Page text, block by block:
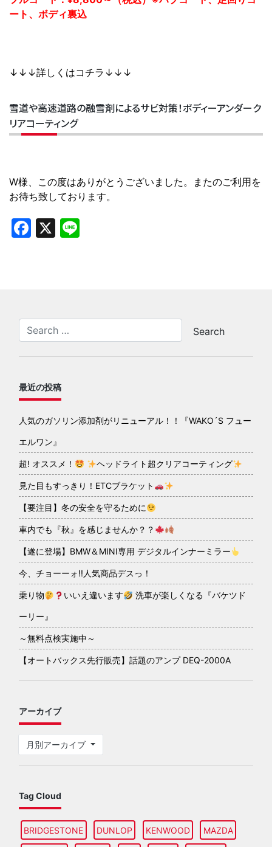
ート、ボディ裏込
↓↓↓詳しくはコチラ↓↓↓
雪道や高速道路の融雪剤によるサビ対策！ボディーアンダーク
リアコーティング
W様、この度はありがとうございました。またのご利用を
お待ち致しております。
Facebook
X
最近の投稿
人気のガソリン添加剤がリニューアル！！『WAKO´S フュー
エルワン』
超! オススメ！ ヘッドライト超クリアコーティング
見た目もすっきり！ETCブラケット
【要注目】冬の安全を守るために
車内でも『秋』を感じませんか？？
【遂に登場】BMW＆MINI専用 デジタルインナーミラー
今、チョーーォ!!人気商品デスっ！
乗り物 いいえ違います 洗車が楽しくなる『バケツド
ーリー』
～無料点検実施中～
【オートバックス先行販売】話題のアンプ DEQ-2000A
アーカイブ
月別アーカイブ
Tag Cloud
BRIDGESTONE DUNLOP KENWOOD MAZDA